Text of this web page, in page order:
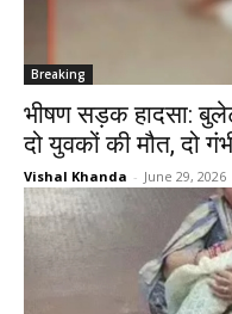
Breaking
भीषण सड़क हादसा:
दो युवकों की मौत, दो
Vishal Khanda - June 29, 2026